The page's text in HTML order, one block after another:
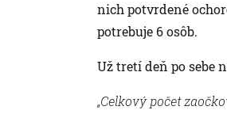
nich potvrdené
potrebuje 6 osôb.
Už tretí deň po sebe
„Celkový počet